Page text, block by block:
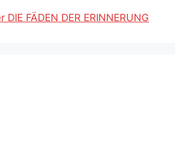
DIE FÄDEN DER ERINNERUNG